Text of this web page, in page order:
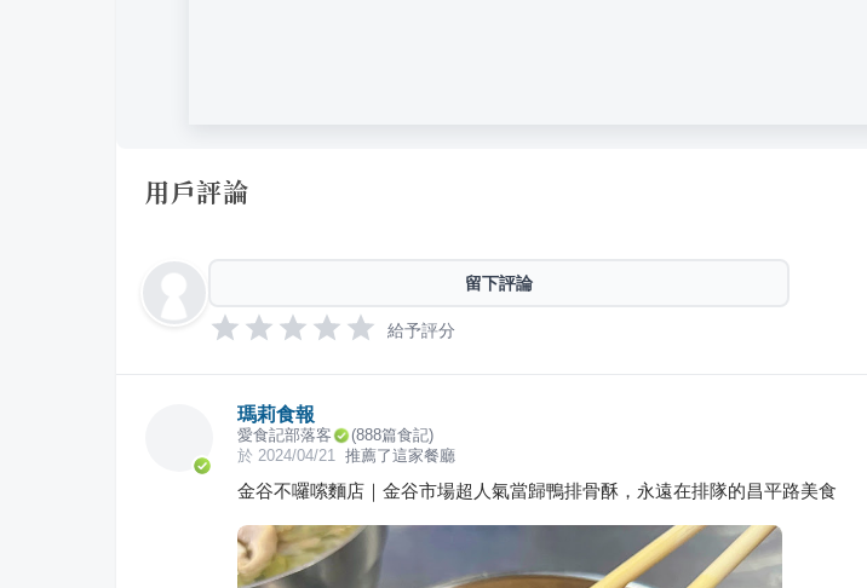
用戶評論
留下評論
給予評分
瑪莉食報
愛食記部落客 (888篇食記)
於 2024/04/21 推薦了這家餐廳
金谷不囉嗦麵店｜金谷市場超人氣當歸鴨排骨酥，永遠在排隊的昌平路美食